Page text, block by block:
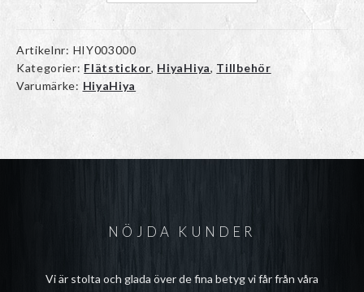
Artikelnr: HIY003000
Kategorier: Flätstickor, HiyaHiya, Tillbehör
Varumärke: HiyaHiya
NÖJDA KUNDER
Vi är stolta och glada över de fina betyg vi får från våra